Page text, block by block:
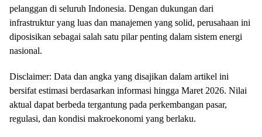
pelanggan di seluruh Indonesia. Dengan dukungan dari
infrastruktur yang luas dan manajemen yang solid, perusahaan ini
diposisikan sebagai salah satu pilar penting dalam sistem energi
nasional.
Disclaimer: Data dan angka yang disajikan dalam artikel ini
bersifat estimasi berdasarkan informasi hingga Maret 2026. Nilai
aktual dapat berbeda tergantung pada perkembangan pasar,
regulasi, dan kondisi makroekonomi yang berlaku.